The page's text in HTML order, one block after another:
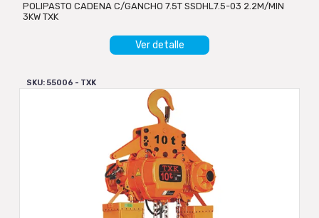
POLIPASTO CADENA C/GANCHO 7.5T SSDHL7.5-03 2.2M/MIN
3KW TXK
Ver detalle
SKU: 55006 - TXK